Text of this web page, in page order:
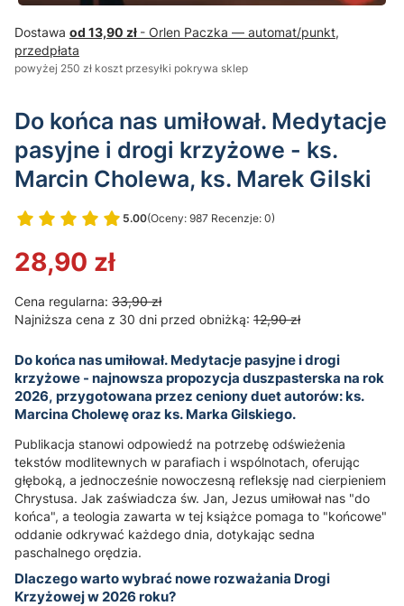
Dostawa od 13,90 zł - Orlen Paczka — automat/punkt,
przedpłata
powyżej 250 zł koszt przesyłki pokrywa sklep
Do końca nas umiłował. Medytacje
pasyjne i drogi krzyżowe - ks.
Marcin Cholewa, ks. Marek Gilski
5.00(Oceny: 987 Recenzje: 0)
Przejdź do sekcji Opinie
28,90 zł
Cena regularna: 33,90 zł
Najniższa cena z 30 dni przed obniżką: 12,90 zł
Do końca nas umiłował. Medytacje pasyjne i drogi
krzyżowe - najnowsza propozycja duszpasterska na rok
2026, przygotowana przez ceniony duet autorów: ks.
Marcina Cholewęoraz ks. Marka Gilskiego.
Publikacja stanowi odpowiedź na potrzebę odświeżenia
tekstów modlitewnych w parafiach i wspólnotach, oferując
głęboką, a jednocześnie nowoczesną refleksję nad cierpieniem
Chrystusa. Jak zaświadcza św. Jan, Jezus umiłował nas "do
końca", a teologia zawarta w tej książce pomaga to "końcowe"
oddanie odkrywać każdego dnia, dotykając sedna
paschalnego orędzia.
Dlaczego warto wybrać nowe rozważania Drogi
Krzyżowej w 2026 roku?